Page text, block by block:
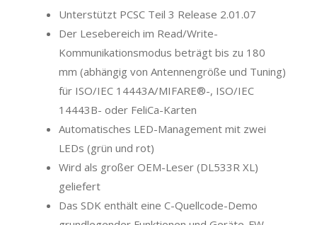
Unterstützt PCSC Teil 3 Release 2.01.07
Der Lesebereich im Read/Write-
Kommunikationsmodus beträgt bis zu 180
mm (abhängig von Antennengröße und Tuning)
für ISO/IEC 14443A/MIFARE®-, ISO/IEC
14443B- oder FeliCa-Karten
Automatisches LED-Management mit zwei
LEDs (grün und rot)
Wird als großer OEM-Leser (DL533R XL)
geliefert
Das SDK enthält eine C-Quellcode-Demo